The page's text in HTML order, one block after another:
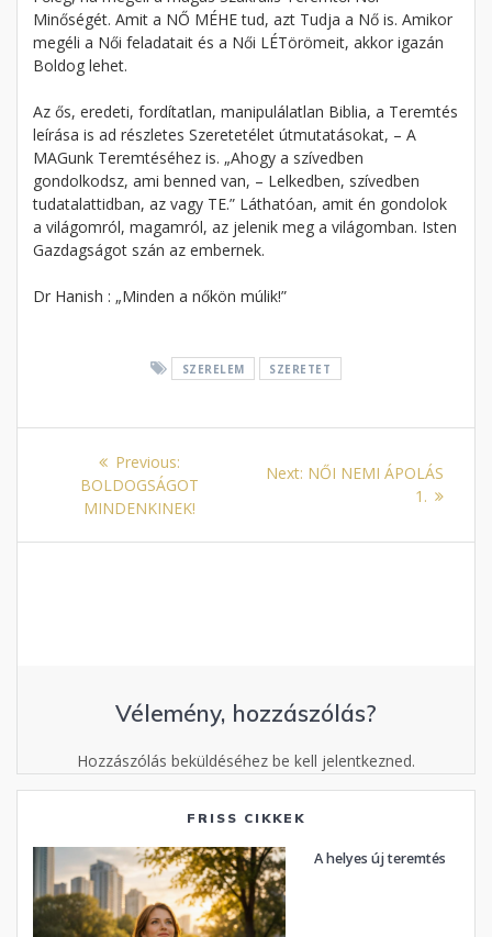
Minőségét. Amit a NŐ MÉHE tud, azt Tudja a Nő is. Amikor
megéli a Női feladatait és a Női LÉTörömeit, akkor igazán
Boldog lehet.
Az ős, eredeti, fordítatlan, manipulálatlan Biblia, a Teremtés
leírása is ad részletes Szeretetélet útmutatásokat, – A
MAGunk Teremtéséhez is. „Ahogy a szívedben
gondolkodsz, ami benned van, – Lelkedben, szívedben
tudatalattidban, az vagy TE.” Láthatóan, amit én gondolok
a világomról, magamról, az jelenik meg a világomban. Isten
Gazdagságot szán az embernek.
Dr Hanish : „Minden a nőkön múlik!”
SZERELEM SZERETET
Bejegyzés
navigáció
Previous:Previous
post:
BOLDOGSÁGOT
MINDENKINEK!
Next: Next
NŐI NEMI ÁPOLÁS
1.
Vélemény, hozzászólás?
Hozzászólás beküldéséhez be kell jelentkezned.
FRISS CIKKEK
A helyes új teremtés